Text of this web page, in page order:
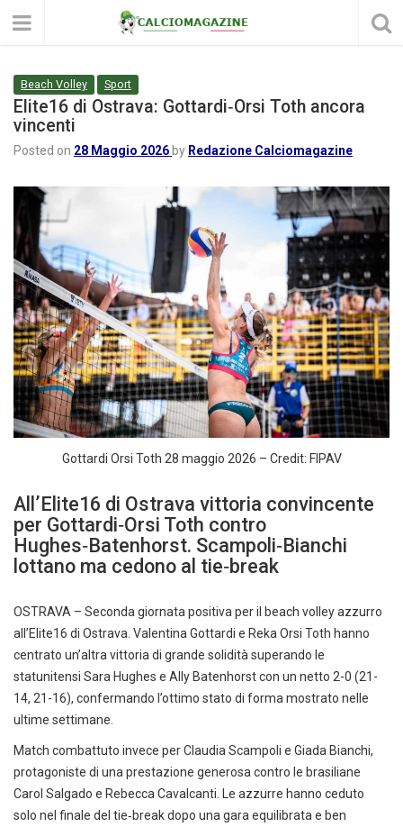
Beach Volley Sport
Elite16 di Ostrava: Gottardi‑Orsi Toth ancora
vincenti
Posted on 28 Maggio 2026 by Redazione Calciomagazine
Gottardi Orsi Toth 28 maggio 2026 – Credit: FIPAV
All’Elite16 di Ostrava vittoria convincente
per Gottardi‑Orsi Toth contro
Hughes‑Batenhorst. Scampoli‑Bianchi
lottano ma cedono al tie‑break
OSTRAVA – Seconda giornata positiva per il beach volley azzurro
all’Elite16 di Ostrava. Valentina Gottardi e Reka Orsi Toth hanno
centrato un’altra vittoria di grande solidità superando le
statunitensi Sara Hughes e Ally Batenhorst con un netto 2-0 (21-
14, 21-16), confermando l’ottimo stato di forma mostrato nelle
ultime settimane.
Match combattuto invece per Claudia Scampoli e Giada Bianchi,
protagoniste di una prestazione generosa contro le brasiliane
Carol Salgado e Rebecca Cavalcanti. Le azzurre hanno ceduto
solo nel finale del tie‑break dopo una gara equilibrata e ben